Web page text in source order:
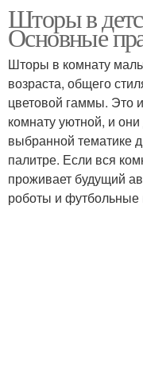
комнаты
Шторы в
Основные
Шторы в комнату
возраста, общего
цветовой гаммы. Это
комнату уютной, и
выбранной тематике
палитре. Если вся
проживает будущий
роботы и футбольные